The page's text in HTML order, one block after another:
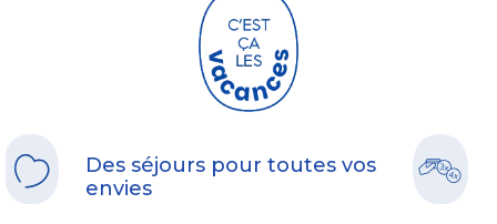
Des séjours pour toutes vos
envies